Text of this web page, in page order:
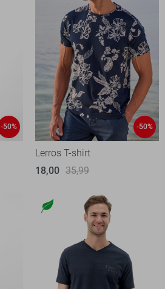
-50% -50%
Lerros T-shirt
18,00 35,99